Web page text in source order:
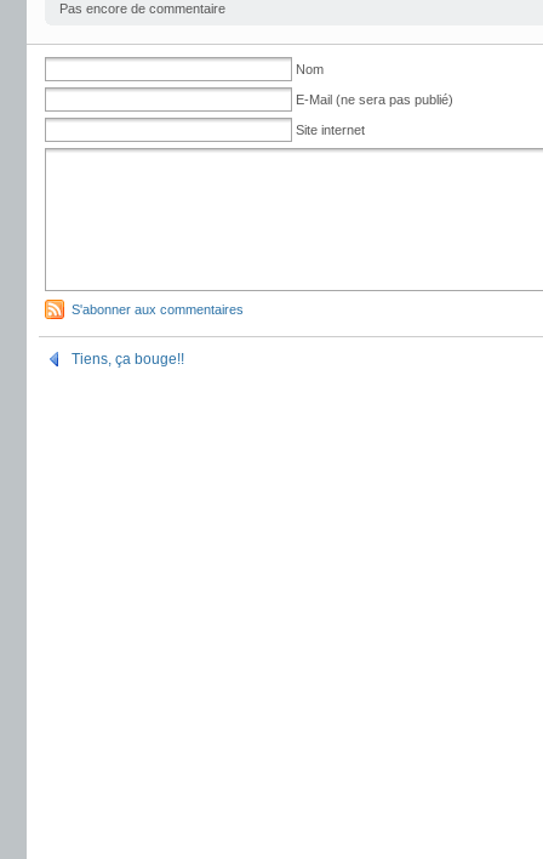
Pas encore de commentaire
Nom
E-Mail (ne sera pas publié)
Site internet
S'abonner aux commentaires
Tiens, ça bouge!!